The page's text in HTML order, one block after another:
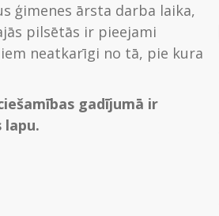
ģimenes ārsta darba laika,
pilsētās ir pieejami
neatkarīgi no tā, pie kura
gadījumā ir